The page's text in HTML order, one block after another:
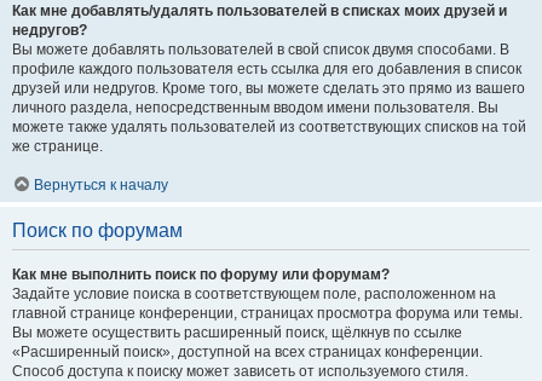
Как мне добавлять/удалять пользователей в списках моих друзей и
недругов?
Вы можете добавлять пользователей в свой список двумя способами. В
профиле каждого пользователя есть ссылка для его добавления в список
друзей или недругов. Кроме того, вы можете сделать это прямо из вашего
личного раздела, непосредственным вводом имени пользователя. Вы
можете также удалять пользователей из соответствующих списков на той
же странице.
Вернуться к началу
Поиск по форумам
Как мне выполнить поиск по форуму или форумам?
Задайте условие поиска в соответствующем поле, расположенном на
главной странице конференции, страницах просмотра форума или темы.
Вы можете осуществить расширенный поиск, щёлкнув по ссылке
«Расширенный поиск», доступной на всех страницах конференции.
Способ доступа к поиску может зависеть от используемого стиля.